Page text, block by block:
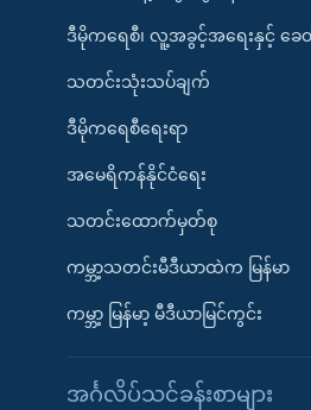
ဒီမိုကရေစီ၊ လူ့အခွင့်အရေးနှင့် ခေ
သတင်းသုံးသပ်ချက်
ဒီမိုကရေစီရေးရာ
အမေရိကန်နိုင်ငံရေး
သတင်းထောက်မှတ်စု
ကမ္ဘာ့သတင်းမီဒီယာထဲက မြန်မာ
ကမ္ဘာ့ မြန်မာ့ မီဒီယာမြင်ကွင်း
အင်္ဂလိပ်သင်ခန်းစာများ